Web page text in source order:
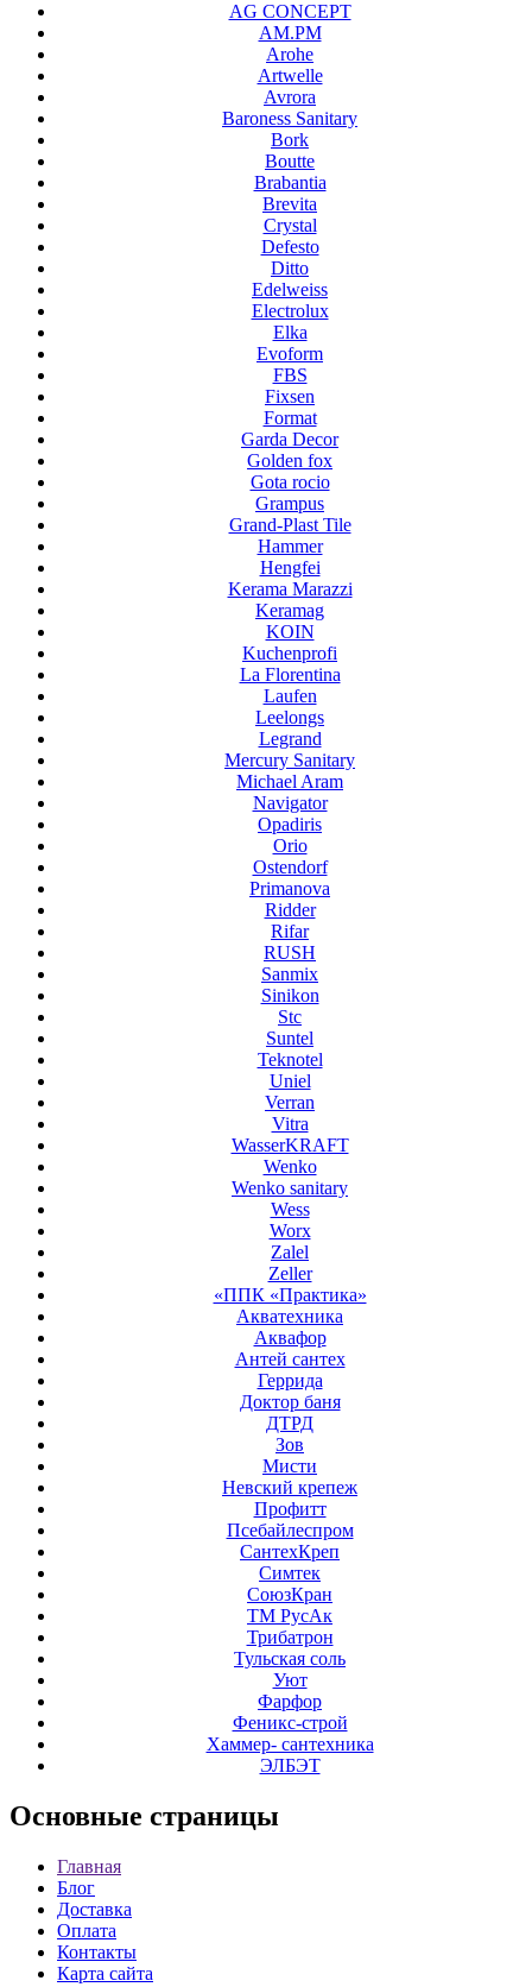
AG CONCEPT
AM.PM
Arohe
Artwelle
Avrora
Baroness Sanitary
Bork
Boutte
Brabantia
Brevita
Crystal
Defesto
Ditto
Edelweiss
Electrolux
Elka
Evoform
FBS
Fixsen
Format
Garda Decor
Golden fox
Gota rocio
Grampus
Grand-Plast Tile
Hammer
Hengfei
Kerama Marazzi
Keramag
KOIN
Kuchenprofi
La Florentina
Laufen
Leelongs
Legrand
Mercury Sanitary
Michael Aram
Navigator
Opadiris
Orio
Ostendorf
Primanova
Ridder
Rifar
RUSH
Sanmix
Sinikon
Stc
Suntel
Teknotel
Uniel
Verran
Vitra
WasserKRAFT
Wenko
Wenko sanitary
Wess
Worx
Zalel
Zeller
«ППК «Практика»
Акватехника
Аквафор
Антей сантех
Геррида
Доктор баня
ДТРД
Зов
Мисти
Невский крепеж
Профитт
Псебайлеспром
СантехКреп
Симтек
СоюзКран
ТМ РусАк
Трибатрон
Тульская соль
Уют
Фарфор
Феникс-строй
Хаммер- сантехника
ЭЛБЭТ
Основные страницы
Главная
Блог
Доставка
Оплата
Контакты
Карта сайта